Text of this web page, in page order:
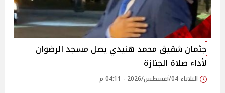
جثمان شقيق محمد هنيدي يصل مسجد الرضوان
لأداء صلاة الجنازة
الثلاثاء 04/أغسطس/2026 - 04:11 م